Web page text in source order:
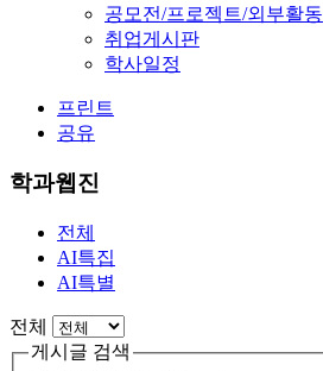
공모전/프로젝트/외부활동
취업게시판
학사일정
프린트
공유
학과웹진
전체
AI특집
AI특별
전체
게시글 검색